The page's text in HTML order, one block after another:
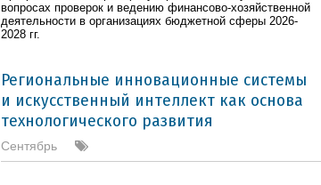
вопросах проверок и ведению финансово-хозяйственной
деятельности в организациях бюджетной сферы 2026-
2028 гг.
Региональные инновационные системы
и искусственный интеллект как основа
технологического развития
Сентябрь